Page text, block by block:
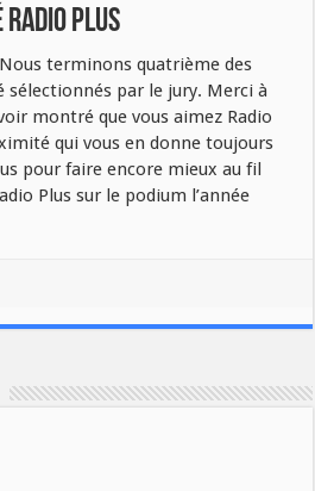
Plus
Nous terminons quatrième des
sélectionnés par le jury. Merci à
montré que vous aimez Radio
qui vous en donne toujours
pour faire encore mieux au fil
Plus sur le podium l’année